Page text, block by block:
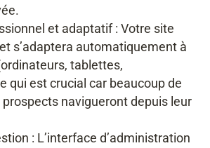
et adaptatif : Votre site
s’adaptera automatiquement à
tablettes,
qui est crucial car beaucoup de
navigueront depuis leur
: L’interface d’administration